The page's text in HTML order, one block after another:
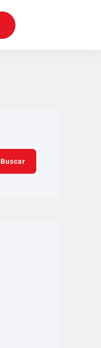
Buscar